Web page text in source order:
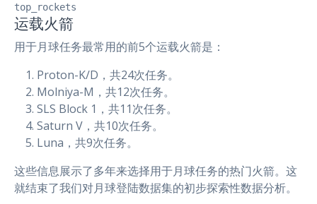
top_rockets
运载火箭
用于月球任务最常用的前5个运载火箭是：
Proton-K/D，共24次任务。
Molniya-M，共12次任务。
SLS Block 1，共11次任务。
Saturn V，共10次任务。
Luna，共9次任务。
这些信息展示了多年来选择用于月球任务的热门火箭。这
就结束了我们对月球登陆数据集的初步探索性数据分析。